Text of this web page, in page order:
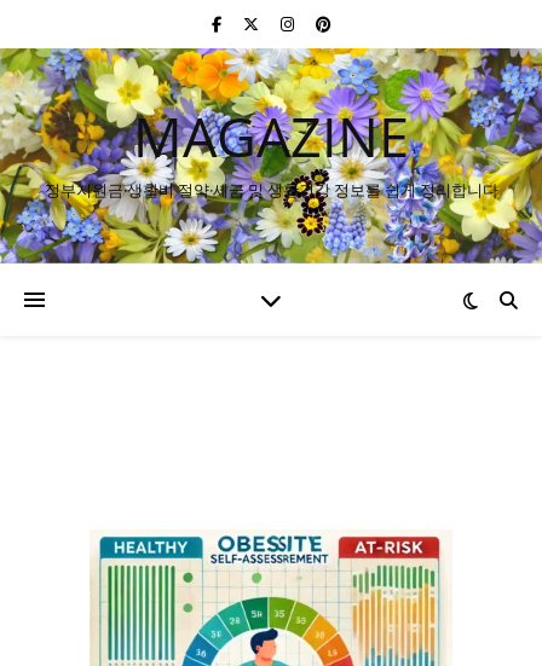
MAGAZINE
정부지원금·생활비 절약·세금 및 생활건강 정보를 쉽게 정리합니다